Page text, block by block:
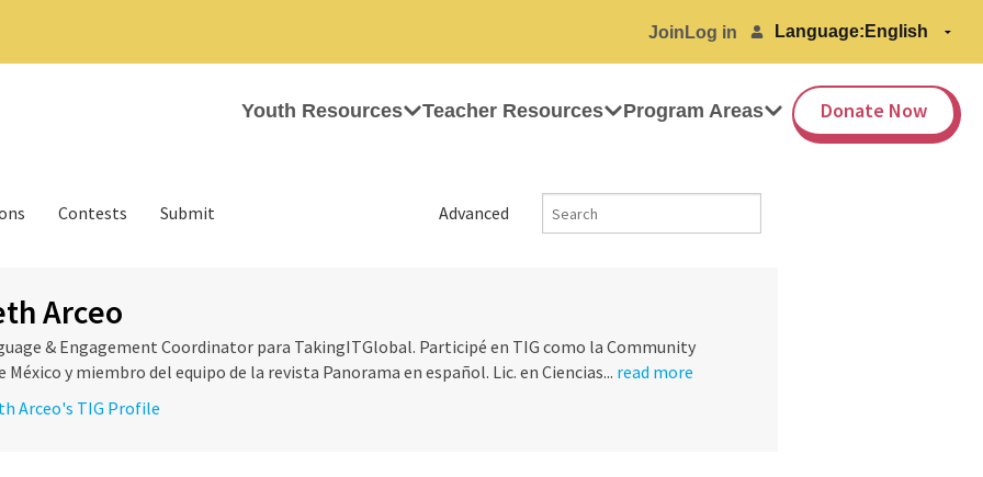
Join Log in Language:
Youth Resources Teacher Resources Program Areas Donate Now
Advanced
Contests Submit
Arceo
& Engagement Coordinator para TakingITGlobal. Participé en TIG como la Community
México y miembro del equipo de la revista Panorama en español. Lic. en Ciencias... read more
Arceo's TIG Profile